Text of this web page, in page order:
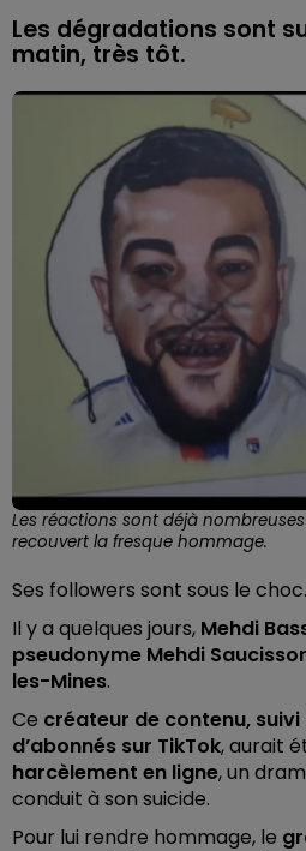
Les dégradations sont
matin, très tôt.
Les réactions sont déjà
recouvert la fresque hommage.
Ses followers sont sous le choc.
Il y a quelques jours, Mehdi
pseudonyme Mehdi
les-Mines.
Ce créateur de contenu,
d’abonnés sur TikTok, aurait
harcèlement en ligne, un
conduit à son suicide.
Pour lui rendre hommage, le